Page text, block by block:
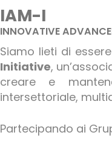
IAM-I
INNOVATIVE
Siamo lieti di
Initiative,
creare e
intersettoriale,
Partecipando ai